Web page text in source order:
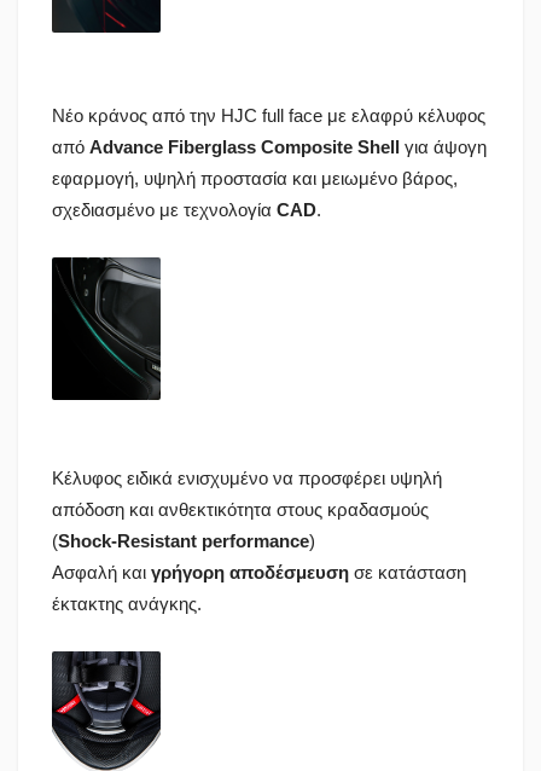
Νέο κράνος από την HJC full face με ελαφρύ κέλυφος
από Advance Fiberglass Composite Shell για άψογη
εφαρμογή, υψηλή προστασία και μειωμένο βάρος,
σχεδιασμένο με τεχνολογία CAD.
Κέλυφος ειδικά ενισχυμένο να προσφέρει υψηλή
απόδοση και ανθεκτικότητα στους κραδασμούς
(Shock-Resistant performance)
Ασφαλή και γρήγορη αποδέσμευση σε κατάσταση
έκτακτης ανάγκης.